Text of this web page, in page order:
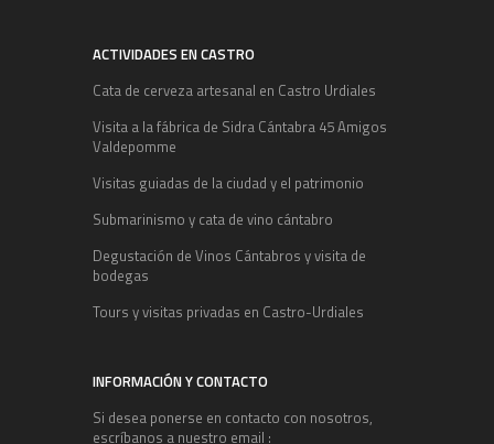
ACTIVIDADES EN CASTRO
Cata de cerveza artesanal en Castro Urdiales
Visita a la fábrica de Sidra Cántabra 45 Amigos
Valdepomme
Visitas guiadas de la ciudad y el patrimonio
Submarinismo y cata de vino cántabro
Degustación de Vinos Cántabros y visita de
bodegas
Tours y visitas privadas en Castro-Urdiales
INFORMACIÓN Y CONTACTO
Si desea ponerse en contacto con nosotros,
escríbanos a nuestro email :